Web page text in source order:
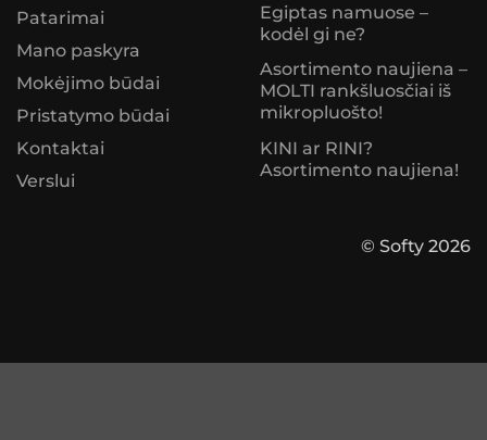
Patarimai
Mano paskyra
Mokėjimo būdai
Pristatymo būdai
Kontaktai
Verslui
Egiptas namuose –
kodėl gi ne?
Asortimento naujiena –
MOLTI rankšluosčiai iš
mikropluošto!
KINI ar RINI?
Asortimento naujiena!
© Softy 2026